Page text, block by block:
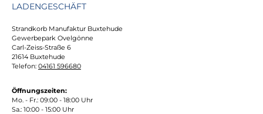
LADENGESCHÄFT
Strandkorb Manufaktur Buxtehude
Gewerbepark Ovelgönne
Carl-Zeiss-Straße 6
21614 Buxtehude
Telefon: 04161 596680
Öffnungszeiten:
Mo. - Fr.: 09:00 - 18:00 Uhr
Sa.: 10:00 - 15:00 Uhr